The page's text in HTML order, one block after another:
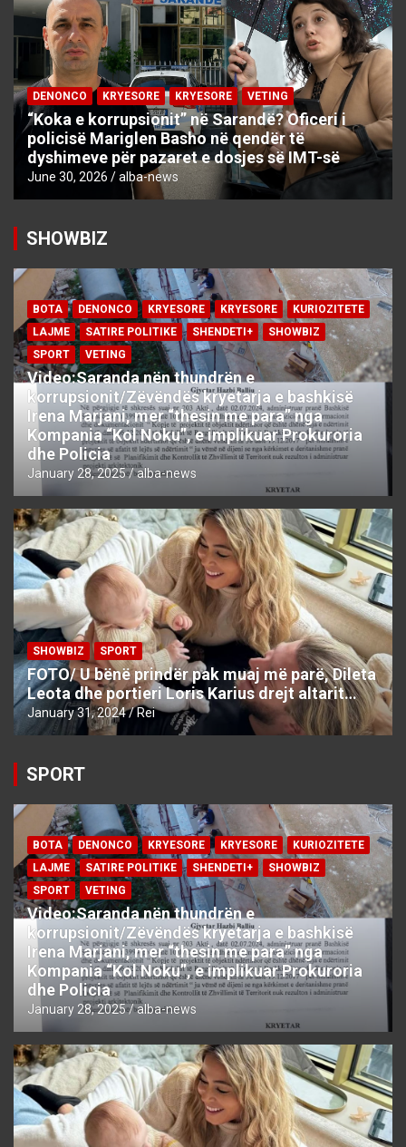
DENONCO KRYESORE KRYESORE VETING
“Koka e korrupsionit” në Sarandë? Oficeri i
policisë Mariglen Basho në qendër të
dyshimeve për pazaret e dosjes së IMT-së
June 30, 2026 alba-news
SHOWBIZ
BOTA DENONCO KRYESORE KRYESORE
KURIOZITETE
LAJME
SATIRE POLITIKE SHENDETI+
SHOWBIZ
SPORT
VETING
Video:Saranda nën thundrën e
korrupsionit/Zëvëndës kryetarja e bashkisë
Irena Marjani, mer “thesin me para” nga
Kompania “Kol Noku”, e implikuar Prokuroria
dhe Policia
January 28, 2025 alba-news
SHOWBIZ SPORT
FOTO/ U bënë prindër pak muaj më parë, Dileta
Leota dhe portieri Loris Karius drejt altarit…
January 31, 2024 Rei
SPORT
BOTA DENONCO KRYESORE KRYESORE
KURIOZITETE
LAJME
SATIRE POLITIKE SHENDETI+
SHOWBIZ
SPORT
VETING
Video:Saranda nën thundrën e
korrupsionit/Zëvëndës kryetarja e bashkisë
Irena Marjani, mer “thesin me para” nga
Kompania “Kol Noku”, e implikuar Prokuroria
dhe Policia
January 28, 2025 alba-news